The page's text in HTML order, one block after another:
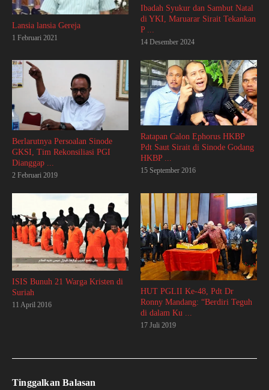
Lansia lansia Gereja
1 Februari 2021
Ibadah Syukur dan Sambut Natal
di YKI, Maruarar Sirait Tekankan
P ...
14 Desember 2024
Berlarutnya Persoalan Sinode
GKSI, Tim Rekonsiliasi PGI
Dianggap ...
2 Februari 2019
Ratapan Calon Ephorus HKBP
Pdt Saut Sirait di Sinode Godang
HKBP ...
15 September 2016
ISIS Bunuh 21 Warga Kristen di
Suriah
11 April 2016
HUT PGLII Ke-48, Pdt Dr
Ronny Mandang: “Berdiri Teguh
di dalam Ku ...
17 Juli 2019
Tinggalkan Balasan